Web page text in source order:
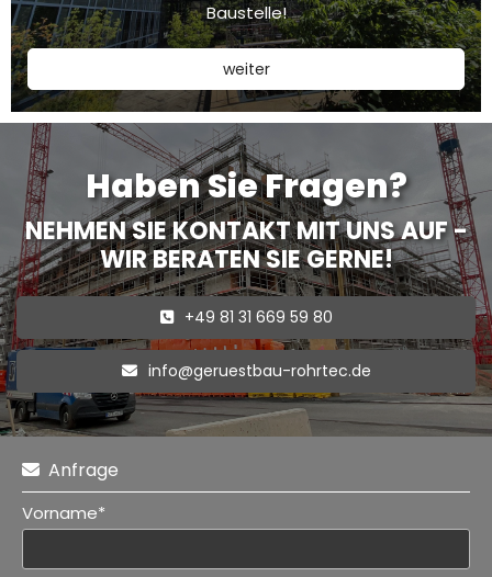
Baustelle!
weiter
Haben Sie Fragen?
NEHMEN SIE KONTAKT MIT UNS AUF -
WIR BERATEN SIE GERNE!
+49 81 31 669 59 80
info@geruestbau-rohrtec.de
 Anfrage
Vorname*